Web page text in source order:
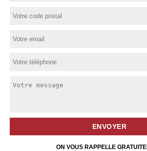
ON VOUS RAPPELLE